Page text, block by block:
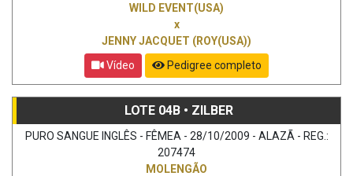
WILD EVENT(USA)
x
JENNY JACQUET (ROY(USA))
Vídeo
Pedigree completo
LOTE 04B • ZILBER
PURO SANGUE INGLÊS - FÊMEA - 28/10/2009 - ALAZÃ - REG.:
207474
MOLENGÃO